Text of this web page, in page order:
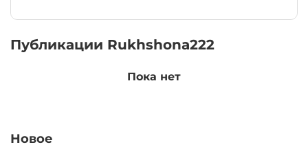
Публикации Rukhshona222
Пока нет
Новое